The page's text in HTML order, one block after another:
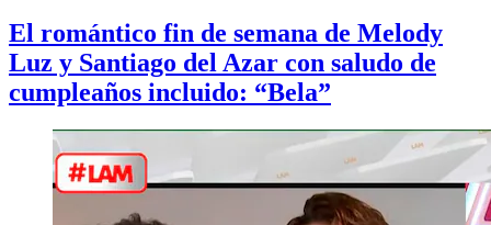
El romántico fin de semana de Melody
Luz y Santiago del Azar con saludo de
cumpleaños incluido: “Bela”